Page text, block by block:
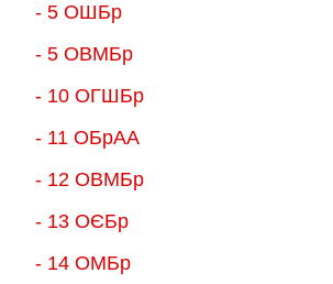
- 5 ОШБр
- 5 ОВМБр
- 10 ОГШБр
- 11 ОБрАА
- 12 ОВМБр
- 13 ОЄБр
- 14 ОМБр